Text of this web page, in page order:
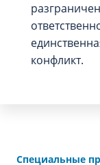
конфликт.
Специальные